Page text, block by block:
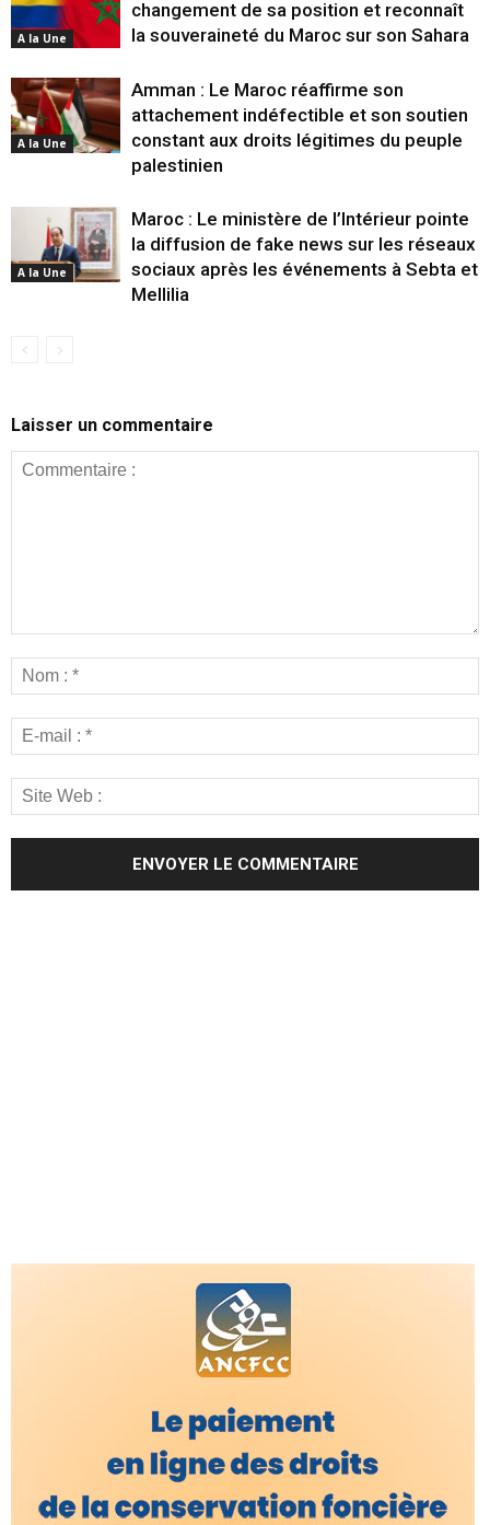
A la Une
changement de sa position et reconnaît
la souveraineté du Maroc sur son Sahara
A la Une
Amman : Le Maroc réaffirme son
attachement indéfectible et son soutien
constant aux droits légitimes du peuple
palestinien
A la Une
Maroc : Le ministère de l’Intérieur pointe
la diffusion de fake news sur les réseaux
sociaux après les événements à Sebta et
Mellilia
Laisser un commentaire